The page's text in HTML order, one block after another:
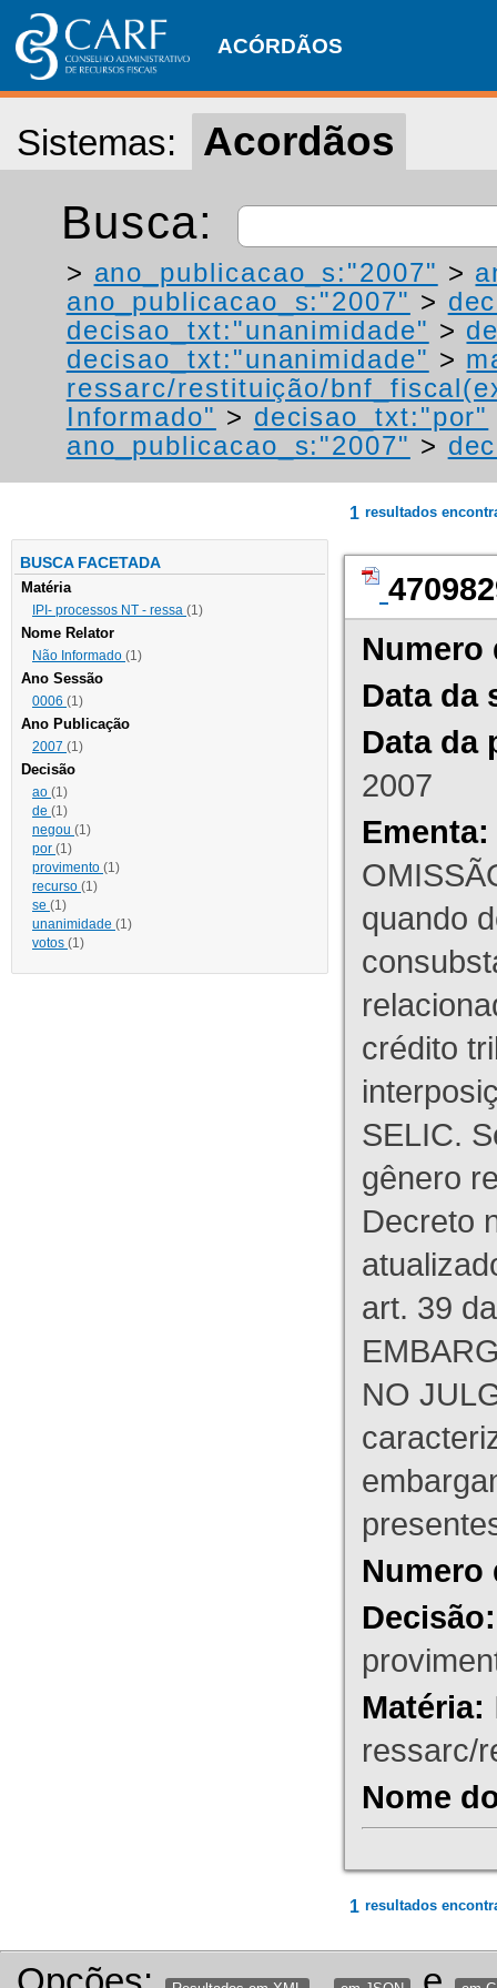
ACÓRDÃOS
Sistemas: Acordãos
Busca:
> ano_publicacao_s:"2007" >
ano_publicacao_s:"2007" >
decisao_txt:"unanimidade" >
decisao_txt:"unanimidade" >
ressarc/restituição/
Informado" > decisao_txt:"por"
ano_publicacao_s:"2007" >
BUSCA FACETADA
Matéria
IPI- processos NT - ressa (1)
Nome Relator
Não Informado (1)
Ano Sessão
0006 (1)
Ano Publicação
2007 (1)
Decisão
ao (1)
de (1)
negou (1)
por (1)
provimento (1)
recurso (1)
se (1)
unanimidade (1)
votos (1)
1 resultados
Numero
Data da
Data da
2007
Ementa:
quando
crédito
SELIC.
gênero
Decreto
art. 39
NO
Numero
Decisão:
Matéria:
ressarc/
Nome
1 resultados